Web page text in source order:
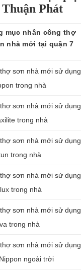
Thuận Phát
mục nhân công thợ
nhà mới tại quận 7
sơn nhà mới sử dụng
trong nhà
sơn nhà mới sử dụng
trong nhà
sơn nhà mới sử dụng
trong nhà
sơn nhà mới sử dụng
trong nhà
sơn nhà mới sử dụng
trong nhà
sơn nhà mới sử dụng
ngoài trời